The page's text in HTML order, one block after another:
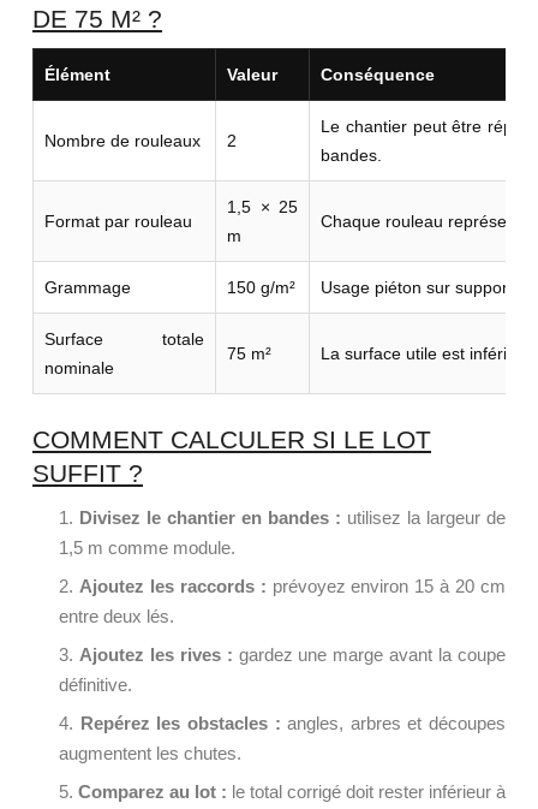
DE 75 M² ?
Élément Valeur Conséquence
Nombre de rouleaux 2
Le chantier peut être
bandes.
Format par rouleau
1,5 × 25
m
Chaque rouleau représente
Grammage 150 g/m² Usage piéton sur support
Surface totale
nominale
75 m² La surface utile est
COMMENT CALCULER SI LE LOT
SUFFIT ?
Divisez le chantier en bandes : utilisez la largeur de
1,5 m comme module.
Ajoutez les raccords : prévoyez environ 15 à 20 cm
entre deux lés.
Ajoutez les rives : gardez une marge avant la coupe
définitive.
Repérez les obstacles : angles, arbres et découpes
augmentent les chutes.
Comparez au lot : le total corrigé doit rester inférieur à